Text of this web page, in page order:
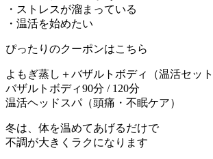
・ストレスが溜まっている
・温活を始めたい
ぴったりのクーポンはこちら
よもぎ蒸し＋バザルトボディ（温活セット
バザルトボディ90分 / 120分
温活ヘッドスパ（頭痛・不眠ケア）
冬は、体を温めてあげるだけで
不調が大きくラクになります